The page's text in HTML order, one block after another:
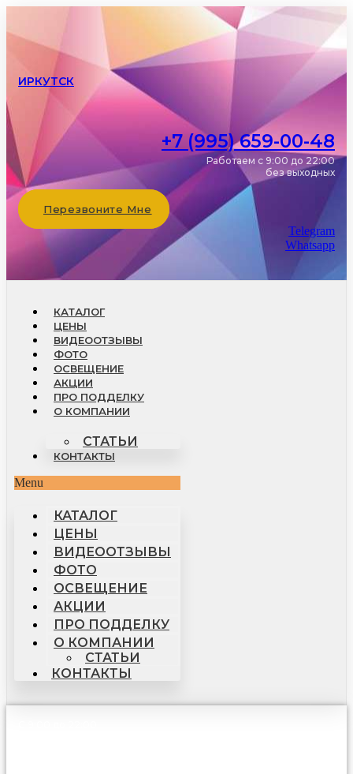
ИРКУТСК
+7 (995) 659-00-48
Работаем с 9:00 до 22:00
без выходных
Перезвоните Мне
Telegram
Whatsapp
КАТАЛОГ
ЦЕНЫ
ВИДЕООТЗЫВЫ
ФОТО
ОСВЕЩЕНИЕ
АКЦИИ
ПРО ПОДДЕЛКУ
О КОМПАНИИ
СТАТЬИ
КОНТАКТЫ
Menu
КАТАЛОГ
ЦЕНЫ
ВИДЕООТЗЫВЫ
ФОТО
ОСВЕЩЕНИЕ
АКЦИИ
ПРО ПОДДЕЛКУ
О КОМПАНИИ
СТАТЬИ
КОНТАКТЫ